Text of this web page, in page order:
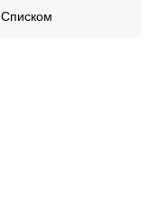
Списком